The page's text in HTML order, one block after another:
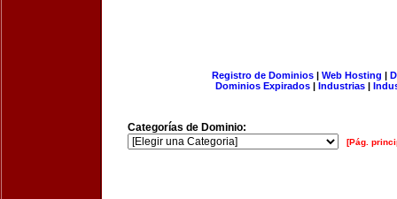
Registro de Dominios| Web Hosting |
Dominios Expirados | Industrias |
Categorías de Dominio:
[Pág.